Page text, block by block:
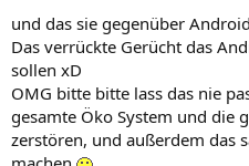
und das sie gegenüber
Das verrückte Gerücht das
sollen xD
OMG bitte bitte lass das nie
gesamte Öko System und die
zerstören, und außerdem das